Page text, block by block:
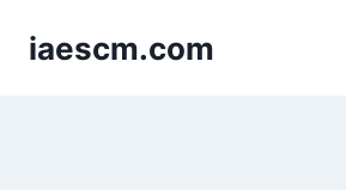
iaescm.com